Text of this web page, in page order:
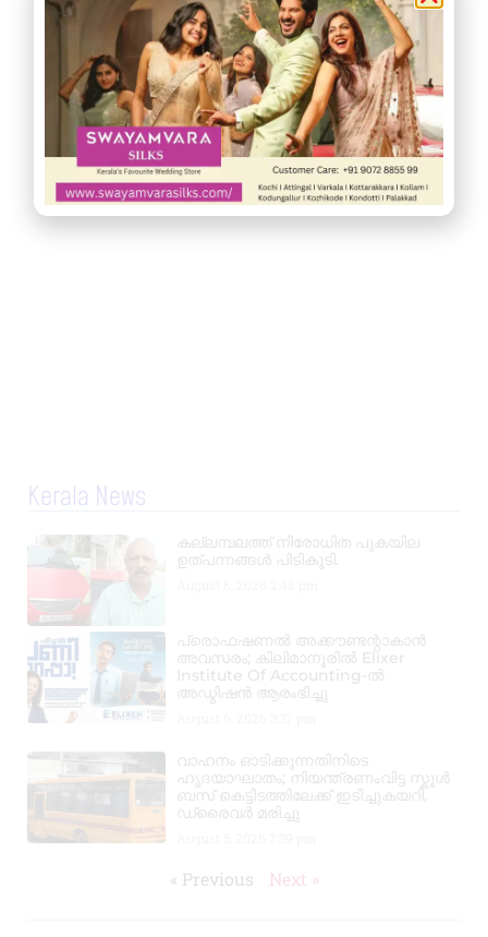
Kerala News
കല്ലമ്പലത്ത് നിരോധിത പുകയില
ഉത്പന്നങ്ങൾ പിടികൂടി.
പ്രൊഫഷണൽ അക്കൗണ്ടന്റാകാൻ
അവസരം; കിലിമാനൂരിൽ Elixer
Institute Of Accounting-ൽ
അഡ്മിഷൻ ആരംഭിച്ചു
വാഹനം ഓടിക്കുന്നതിനിടെ
ഹൃദയാഘാതം; നിയന്ത്രണംവിട്ട സ്കൂൾ
ബസ് കെട്ടിടത്തിലേക്ക് ഇടിച്ചുകയറി,
ഡ്രൈവർ മരിച്ചു
« Previous Next »